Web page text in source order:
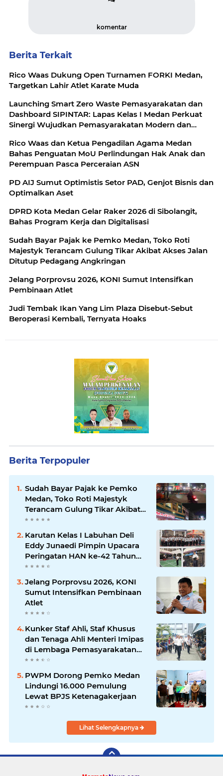
komentar
Berita Terkait
Rico Waas Dukung Open Turnamen FORKI Medan,
Targetkan Lahir Atlet Karate Muda
Launching Smart Zero Waste Pemasyarakatan dan
Dashboard SIPINTAR: Lapas Kelas I Medan Perkuat
Sinergi Wujudkan Pemasyarakatan Modern dan
Strategis
Rico Waas dan Ketua Pengadilan Agama Medan
Bahas Penguatan MoU Perlindungan Hak Anak dan
Perempuan Pasca Perceraian ASN
PD AIJ Sumut Optimistis Setor PAD, Genjot Bisnis dan
Optimalkan Aset
DPRD Kota Medan Gelar Raker 2026 di Sibolangit,
Bahas Program Kerja dan Digitalisasi
Sudah Bayar Pajak ke Pemko Medan, Toko Roti
Majestyk Terancam Gulung Tikar Akibat Akses Jalan
Ditutup Pedagang Angkringan
Jelang Porprovsu 2026, KONI Sumut Intensifkan
Pembinaan Atlet
Judi Tembak Ikan Yang Lim Plaza Disebut-Sebut
Beroperasi Kembali, Ternyata Hoaks
Berita Terpopuler
Sudah Bayar Pajak ke Pemko
Medan, Toko Roti Majestyk
Terancam Gulung Tikar Akibat
Akses Jalan Ditutup Pedagang
Angkringan
Karutan Kelas I Labuhan Deli
Eddy Junaedi Pimpin Upacara
Peringatan HAN ke-42 Tahun
2026
Jelang Porprovsu 2026, KONI
Sumut Intensifkan Pembinaan
Atlet
Kunker Staf Ahli, Staf Khusus
dan Tenaga Ahli Menteri Imipas
di Lembaga Pemasyarakatan
Kelas I Medan: Pelayanan Prima
Dipastikan Berjalan Optimal
PWPM Dorong Pemko Medan
Lindungi 16.000 Pemulung
Lewat BPJS Ketenagakerjaan
Lihat Selengkapnya